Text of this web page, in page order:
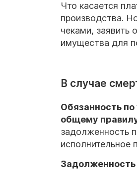
Что касается
производства.
чеками, заявить
имущества для
В случае
Обязанность
общему
задолженность
исполнительное
Задолженность